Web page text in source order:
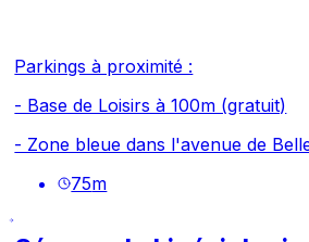
Parkings à proximité :
- Base de Loisirs à 100m (gratuit)
- Zone bleue dans l'avenue de
75m